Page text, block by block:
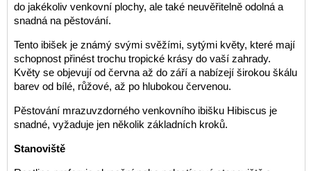
do jakékoliv venkovní plochy, ale také neuvěřitelně odolná a
snadná na pěstování.
Tento ibišek je známý svými svěžími, sytými květy, které mají
schopnost přinést trochu tropické krásy do vaší zahrady.
Květy se objevují od června až do září a nabízejí širokou škálu
barev od bílé, růžové, až po hlubokou červenou.
Pěstování mrazuvzdorného venkovního ibišku Hibiscus je
snadné, vyžaduje jen několik základních kroků.
Stanoviště